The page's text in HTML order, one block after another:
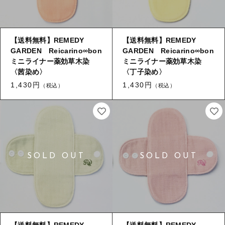
【送料無料】REMEDY
GARDEN Reicarino∞bon
ミニライナー薬効草木染
〈茜染め〉
1,430円
（税込）
【送料無料】REMEDY
GARDEN Reicarino∞bon
ミニライナー薬効草木染
〈丁子染め〉
1,430円
（税込）